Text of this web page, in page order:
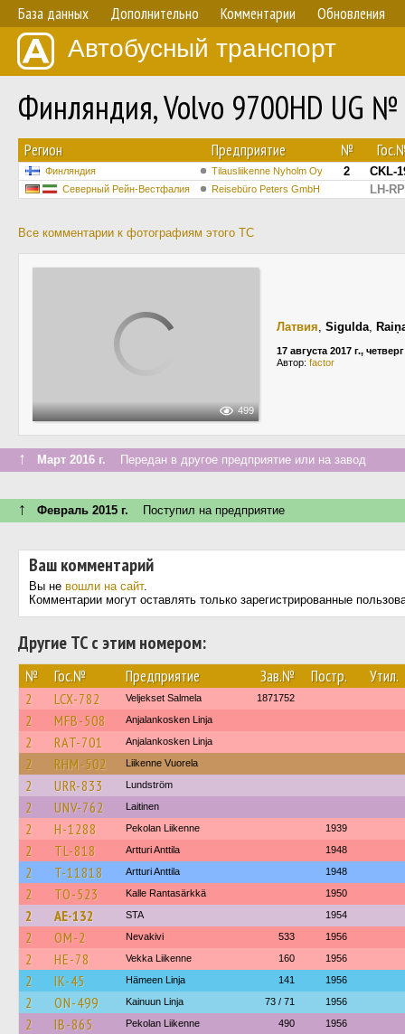
База данных Дополнительно Комментарии Обновления
Автобусный транспорт
Финляндия, Volvo 9700HD UG
Регион Предприятие №
Финляндия Tilausliikenne Nyholm Oy 2 CKL-
Северный Рейн-Вестфалия Reisebüro Peters GmbH LH-
Все комментарии к фотографиям этого ТС
499
Латвия, Sigulda,
17 августа 2017 г., четверг
Автор: factor
↑ Март 2016 г. Передан в другое предприятие или на завод
↑ Февраль 2015 г. Поступил на предприятие
Ваш комментарий
Вы не вошли на сайт.
Комментарии могут оставлять только зарегистрированные
Другие ТС с этим номером:
№ Гос.№ Предприятие Зав.№ Постр. Утил.
2 LCX-782 Veljekset Salmela 1871752
2 MFB-508 Anjalankosken Linja
2 RAT-701 Anjalankosken Linja
2 RHM-502 Liikenne Vuorela
2 URR-833 Lundström
2 UNV-762 Laitinen
2 H-1288 Pekolan Liikenne 1939
2 TL-818 Artturi Anttila 1948
2 T-11818 Artturi Anttila 1948
2 TO-523 Kalle Rantasärkkä 1950
2 AE-132 STA 1954
2 OM-2 Nevakivi 533 1956
2 HE-78 Vekka Liikenne 160 1956
2 IK-45 Hämeen Linja 141 1956
2 ON-499 Kainuun Linja 73 / 71 1956
2 IB-865 Pekolan Liikenne 490 1956